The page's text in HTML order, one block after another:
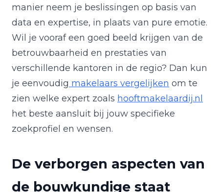
manier neem je beslissingen op basis van
data en expertise, in plaats van pure emotie.
Wil je vooraf een goed beeld krijgen van de
betrouwbaarheid en prestaties van
verschillende kantoren in de regio? Dan kun
je eenvoudig makelaars vergelijken om te
zien welke expert zoals hooftmakelaardij.nl
het beste aansluit bij jouw specifieke
zoekprofiel en wensen.
De verborgen aspecten van
de bouwkundige staat